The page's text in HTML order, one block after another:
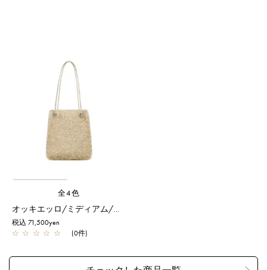
全4色
税込 71,500yen
☆ ☆ ☆ ☆ ☆ (0件)